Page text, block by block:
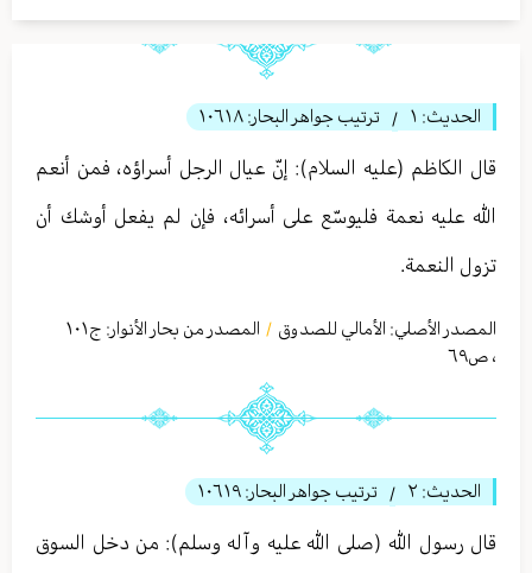
الحديث: ١ / ترتيب جواهر البحار: ١٠٦١٨
قال الكاظم (عليه السلام): إنّ عيال الرجل أسراؤه، فمن أنعم
الله عليه نعمة فليوسّع على أسرائه، فإن لم يفعل أوشك أن
تزول النعمة.
المصدر الأصلي: الأمالي للصدوق / المصدر من بحار الأنوار: ج١٠١
، ص٦٩
الحديث: ٢ / ترتيب جواهر البحار: ١٠٦١٩
قال رسول الله (صلى الله عليه وآله وسلم): من دخل السوق